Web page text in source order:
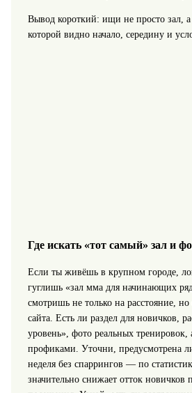
Вывод короткий: ищи не просто зал,
которой видно начало, середину и
Где искать «тот самый» зал и
Если ты живёшь в крупном городе,
гуглишь «зал мма для начинающих
смотришь не только на расстояние,
сайта. Есть ли раздел для новичков,
уровень», фото реальных тренировок,
профиками. Уточни, предусмотрена
неделя без спаррингов — по
значительно снижает отток новичков